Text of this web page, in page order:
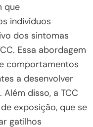
que
indivíduos
dos sintomas
Essa abordagem
comportamentos
a desenvolver
disso, a TCC
exposição, que se
gatilhos